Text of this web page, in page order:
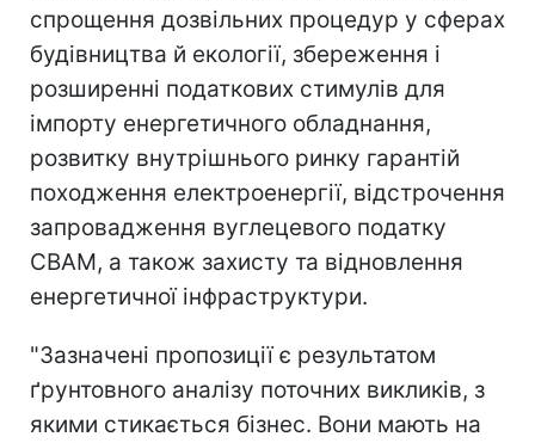
спрощення дозвільних процедур у сферах
будівництва й екології, збереження і
розширенні податкових стимулів для
імпорту енергетичного обладнання,
розвитку внутрішнього ринку гарантій
походження електроенергії, відстрочення
запровадження вуглецевого податку
CBAM, а також захисту та відновлення
енергетичної інфраструктури.
"Зазначені пропозиції є результатом
ґрунтовного аналізу поточних викликів, з
якими стикається бізнес. Вони мають на